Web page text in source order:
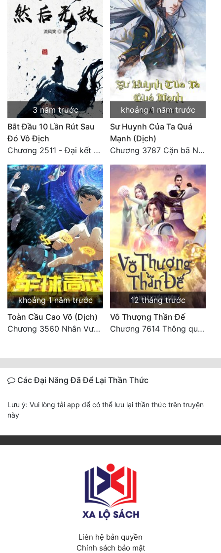
Vô Sỉ
3 năm trước
Bắt Đầu 10 Lần Rút Sau
Đó Vô Địch
Chương 2511 - Đại kết cục, Phiên ngoại thiên: Chư thiên quy nhất giới, vĩnh hằng thế giới. Hết!
khoảng 1 năm trước
Sư Huynh Của Ta Quá
Mạnh (Dịch)
Chương 3787 Cặn bã Nam Thiên Đạo
khoảng 1 năm trước
Toàn Cầu Cao Võ (Dịch)
Chương 3560 Nhân Vương trở về - END
12 tháng trước
Vô Thượng Thần Đế
Chương 7614 Thông quan ban thưởng, Ngục Hải Yên Thần Quang
Các Đại Năng Đã Để Lại Thần Thức
Lưu ý: Vui lòng tải app để có thể lưu lại thần thức trên truyện
này
Liên hệ bản quyền
Chính sách bảo mật